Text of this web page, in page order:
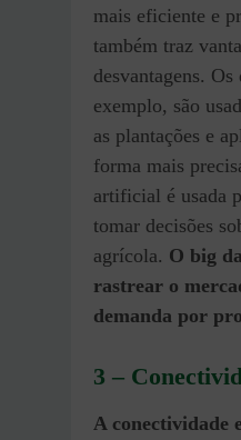
mais eficiente e
também traz
desvantagens.
exemplo, são
as plantações e
forma mais
artificial é usada
tomar decisões
agrícola. O big
rastrear o
demanda por
3 –
A conectividade